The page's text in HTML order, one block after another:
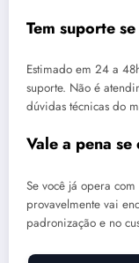
Tem suporte
Estimado em 24 a
suporte. Não é
dúvidas técnicas do
Vale a pena
Se você já opera
provavelmente vai
padronização e no